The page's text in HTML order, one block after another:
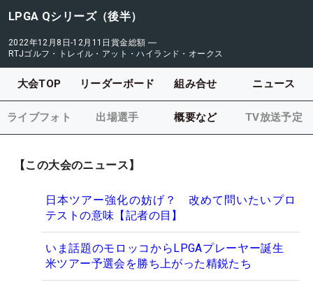
LPGA Qシリーズ（後半）
2022年12月8日-12月11日 賞金総額 ―
RTJゴルフ・トレイル・アット・ハイランド・オークス
大会TOP リーダーボード 組み合せ ニュース
ライブフォト 出場選手 概要など TV放送予定
【この大会のニュース】
日本ツアー強化の妨げ？ 改めて問いたいプロ
テストの意味【記者の目】
いま話題のモロッコからLPGAプレーヤー誕生
米ツアー予選会を勝ち上がった精鋭たち